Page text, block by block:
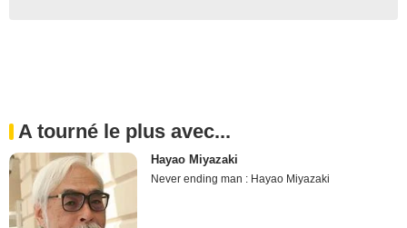
A tourné le plus avec...
Hayao Miyazaki
Never ending man : Hayao Miyazaki